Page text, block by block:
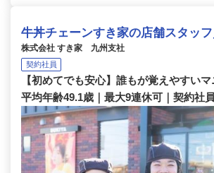
牛丼チェーンすき家の店舗スタッ
株式会社 すき家 九州支社
契約社員
【初めてでも安心】誰もが覚えやすいマ
平均年齢49.1歳｜最大9連休可｜契約社員